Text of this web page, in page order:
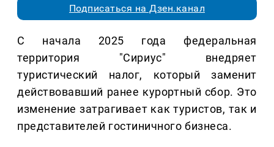
Подписаться на Дзен.канал
С начала 2025 года федеральная
территория "Сириус" внедряет
туристический налог, который заменит
действовавший ранее курортный сбор. Это
изменение затрагивает как туристов, так и
представителей гостиничного бизнеса.